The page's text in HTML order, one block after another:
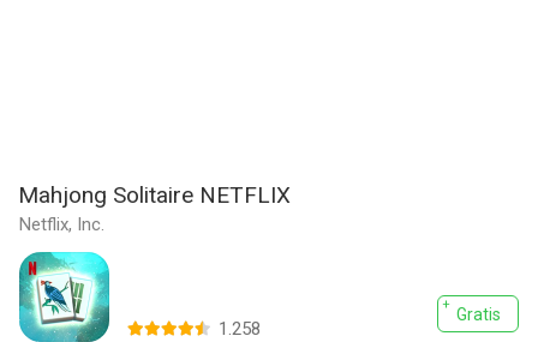
Mahjong Solitaire NETFLIX
Netflix, Inc.
Gratis
1.258